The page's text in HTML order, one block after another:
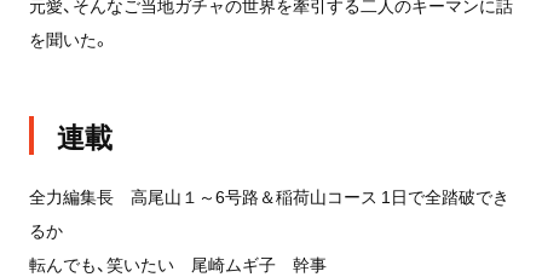
を聞いた。
連載
全力編集長 高尾山１～6号路＆稲荷山コース 1日で全踏破でき
るか
転んでも、笑いたい 尾崎ムギ子 幹事